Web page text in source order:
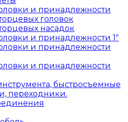
и принадлежности
головок
насадок
и принадлежности 1"
и принадлежности
и принадлежности
быстросъемные
переходники.